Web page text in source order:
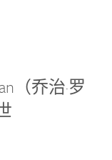
（乔治·罗